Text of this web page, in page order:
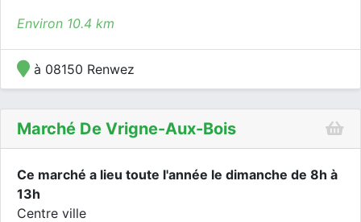
Environ 10.4 km
à 08150 Renwez
Marché De Vrigne-Aux-Bois
Ce marché a lieu toute l'année le dimanche de 8h à
13h
Centre ville